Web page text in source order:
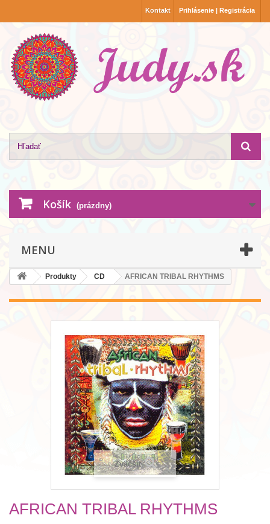
Prihlásenie | Registrácia
Kontakt
Košík (prázdny)
MENU
Produkty CD AFRICAN TRIBAL RHYTHMS
Zväčšiť
AFRICAN TRIBAL RHYTHMS